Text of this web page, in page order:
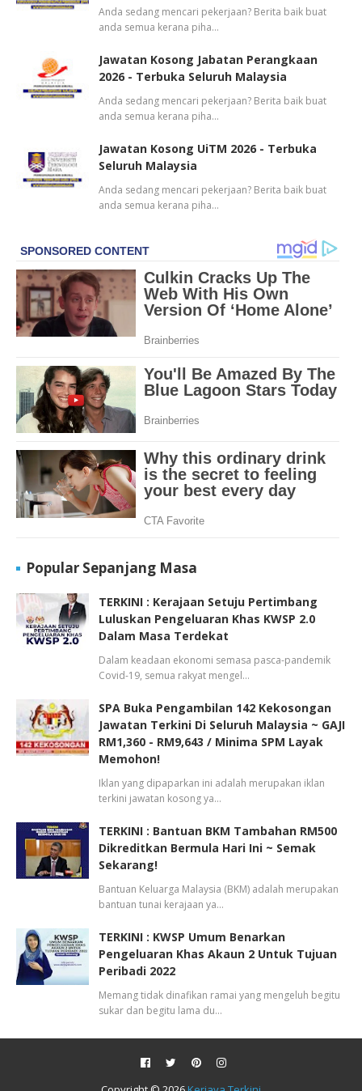
Anda sedang mencari pekerjaan? Berita baik buat
anda semua kerana piha…
Jawatan Kosong Jabatan Perangkaan
2026 - Terbuka Seluruh Malaysia
Anda sedang mencari pekerjaan? Berita baik buat
anda semua kerana piha…
Jawatan Kosong UiTM 2026 - Terbuka
Seluruh Malaysia
Anda sedang mencari pekerjaan? Berita baik buat
anda semua kerana piha…
Popular Sepanjang Masa
TERKINI : Kerajaan Setuju Pertimbang
Luluskan Pengeluaran Khas KWSP 2.0
Dalam Masa Terdekat
Dalam keadaan ekonomi semasa pasca-pandemik
Covid-19, semua rakyat mengel…
SPA Buka Pengambilan 142 Kekosongan
Jawatan Terkini Di Seluruh Malaysia ~ GAJI
RM1,360 - RM9,643 / Minima SPM Layak
Memohon!
Iklan yang dipaparkan ini adalah merupakan iklan
terkini jawatan kosong ya…
TERKINI : Bantuan BKM Tambahan RM500
Dikreditkan Bermula Hari Ini ~ Semak
Sekarang!
Bantuan Keluarga Malaysia (BKM) adalah merupakan
bantuan tunai kerajaan ya…
TERKINI : KWSP Umum Benarkan
Pengeluaran Khas Akaun 2 Untuk Tujuan
Peribadi 2022
Memang tidak dinafikan ramai yang mengeluh begitu
sukar dan begitu lama du…